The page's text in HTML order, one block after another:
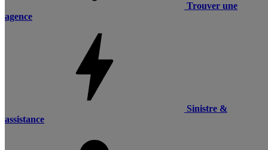
Trouver une
agence
Sinistre &
assistance